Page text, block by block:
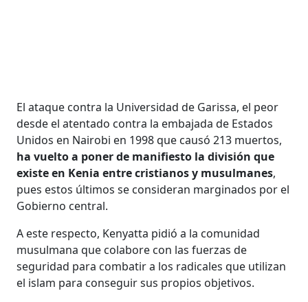
El ataque contra la Universidad de Garissa, el peor
desde el atentado contra la embajada de Estados
Unidos en Nairobi en 1998 que causó 213 muertos,
ha vuelto a poner de manifiesto la división que
existe en Kenia entre cristianos y musulmanes,
pues estos últimos se consideran marginados por el
Gobierno central.
A este respecto, Kenyatta pidió a la comunidad
musulmana que colabore con las fuerzas de
seguridad para combatir a los radicales que utilizan
el islam para conseguir sus propios objetivos.